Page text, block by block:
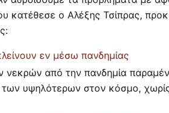
κατέθεσε ο Αλέξης Τσίπρας,
εν μέσω πανδημίας
νεκρών από την πανδημία
των υψηλότερων στον κόσμο,